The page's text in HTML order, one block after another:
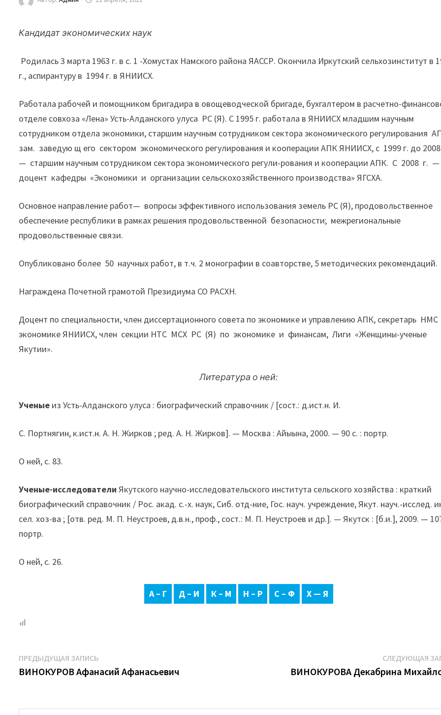
Кандидат экономических наук
Родилась 3 марта 1963 г. в с. 1 -Хомустах Намского района ЯАССР. Окончила Иркутский сельхозинститут в
г., аспирантуру в 1994 г. в ЯНИИСХ.
Работала рабочей и помощником бригадира в овощеводческой бригаде, бухгалтером в расчетно-
отделе совхоза «Лена» Усть-Алданского улуса PC (Я). С 1995 г. работала в ЯНИИСХ младшим научным
сотрудником отдела экономики, старшим научным сотрудником сектора экономического регулирования
зам. заведую щ его сектором экономического регулирования и кооперации АПК ЯНИИСХ, с 1999 г. до 2008
— старшим научным сотрудником сектора экономического регули-рования и кооперации АПК. С 2008 г.
доцент кафедры «Экономики и организации сельскохозяйственного производства» ЯГСХА.
Основное направление работ— вопросы эффективного использования земель PC (Я), продовольственное
обеспечение республики в рамках решения продовольственной безопасности; межрегиональные
продовольственные связи.
Опубликовано более 50 научных работ, в т.ч. 2 монографии в соавторстве, 5 методических рекомендаций.
Награждена Почетной грамотой Президиума СО РАСХН.
Доцент по специальности, член диссертационного совета по экономике и управлению АПК, секретарь
экономике ЯНИИСХ, член секции НТС МСХ PC (Я) по экономике и финансам, Лиги «Женщины-ученые
Якутии».
Литература о ней:
Ученые из Усть-Алданского улуса : биографический справочник / [сост.: д.ист.н. И.
С. Портнягин, к.ист.н. А. Н. Жирков ; ред. А. Н. Жирков]. — Москва : Айыына, 2000. — 90 с. : портр.
О ней, с. 83.
Ученые-исследователи Якутского научно-исследовательского института сельского хозяйства : краткий
биографический справочник / Рос. акад. с.-х. наук, Сиб. отд-ние, Гос. науч. учреждение, Якут. науч.-исслед.
сел. хоз-ва ; [отв. ред. М. П. Неустроев, д.в.н., проф., сост.: М. П. Неустроев и др.]. — Якутск : [б.и.], 2009. —
портр.
О ней, с. 26.
А – Г Д – И К – М Н – Р С – Ф Х — Я
Навигация
по
ПРЕДЫДУЩАЯ ЗАПИСЬ
запись:
ВИНОКУРОВ Афанасий Афанасьевич
СЛЕДУЮЩАЯ
ВИНОКУРОВА Декабрина